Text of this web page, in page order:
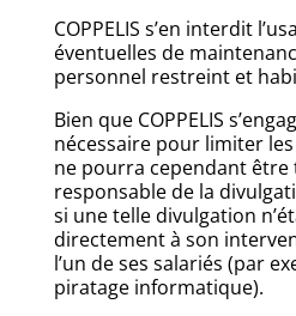
COPPELIS s’en interdit
éventuelles de
personnel restreint et
Bien que COPPELIS
nécessaire pour limiter les
ne pourra cependant
responsable de la
si une telle divulgation
directement à son
l’un de ses salariés (par
piratage informatique).